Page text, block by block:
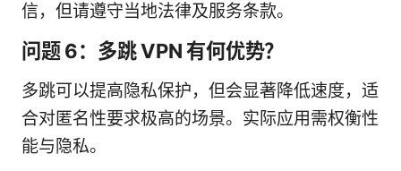
信，但请遵守当地法律及服务条款。
问题 6：多跳 VPN 有何优势？
多跳可以提高隐私保护，但会显著降低速度，适
合对匿名性要求极高的场景。实际应用需权衡性
能与隐私。